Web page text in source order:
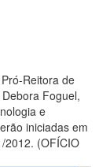
Foguel,
e
iniciadas em